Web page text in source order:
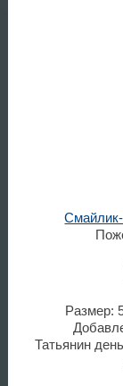
Размер:
Татьянин